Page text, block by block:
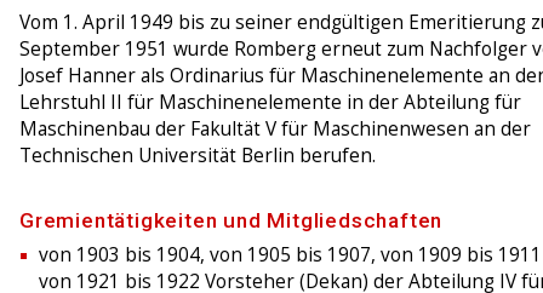
Vom 1. April 1949 bis zu seiner endgültigen Emeritierung
September 1951 wurde Romberg erneut zum Nachfolger
Josef Hanner als Ordinarius für Maschinenelemente an
Lehrstuhl II für Maschinenelemente in der Abteilung für
Maschinenbau der Fakultät V für Maschinenwesen an der
Technischen Universität Berlin berufen.
Gremientätigkeiten und Mitgliedschaften
von 1903 bis 1904, von 1905 bis 1907, von 1909 bis
von 1921 bis 1922 Vorsteher (Dekan) der Abteilung IV